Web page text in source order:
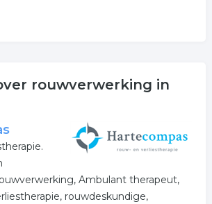
rouwverwerking in
Ambulant therapeut,
rouwdeskundige,